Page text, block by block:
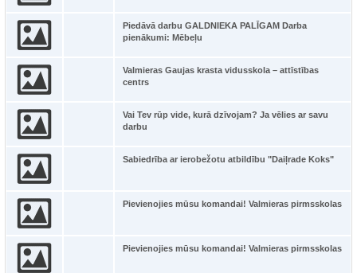
Piedāvā darbu GALDNIEKA PALĪGAM Darba
pienākumi: Mēbeļu
Valmieras Gaujas krasta vidusskola – attīstības
centrs
Vai Tev rūp vide, kurā dzīvojam? Ja vēlies ar savu
darbu
Sabiedrība ar ierobežotu atbildību "Daiļrade Koks"
Pievienojies mūsu komandai! Valmieras pirmsskolas
Pievienojies mūsu komandai! Valmieras pirmsskolas